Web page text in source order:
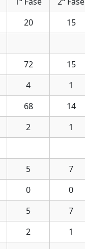
20 15
72 15
4 1
68 14
2 1
5 7
0 0
5 7
2 1